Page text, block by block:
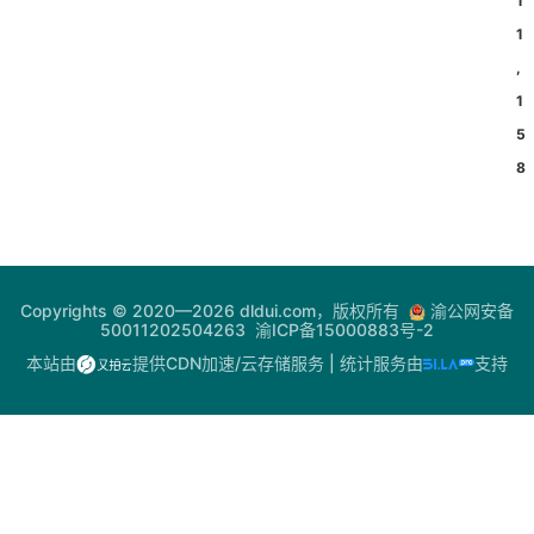
1
,
1
5
8
Copyrights © 2020—2026 dldui.com，版权所有
渝公网安备
50011202504263 渝ICP备15000883号-2
本站由
提供CDN加速/云存储服务 | 统计服务由 支持